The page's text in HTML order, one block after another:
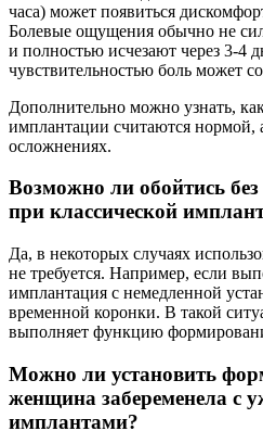
часа) может появиться
Болевые ощущения обычно не
и полностью исчезают через 3-4
чувствительностью боль может
Дополнительно можно узнать,
имплантации считаются нормой,
осложнениях.
Возможно ли обойтись
при классической
Да, в некоторых случаях
не требуется. Например, если
имплантация с немедленной
временной коронки. В такой
выполняет функцию
Можно ли установить
женщина забеременела с
имплантами?